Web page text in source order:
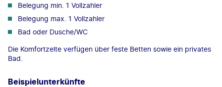
Belegung min. 1 Vollzahler
Belegung max. 1 Vollzahler
Bad oder Dusche/WC
Die Komfortzelte verfügen über feste Betten sowie ein privates
Bad.
Beispielunterkünfte